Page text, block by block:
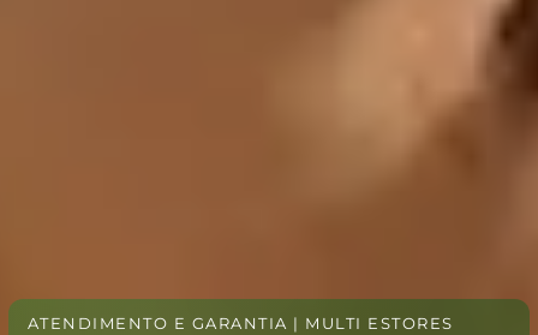
ATENDIMENTO E GARANTIA | MULTI ESTORES